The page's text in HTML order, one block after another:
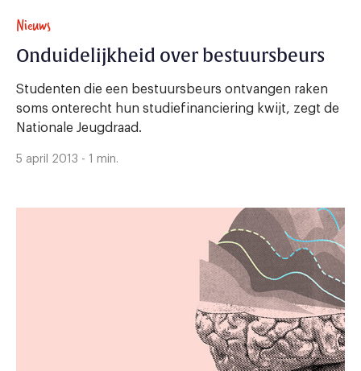
Nieuws
Onduidelijkheid over bestuursbeurs
Studenten die een bestuursbeurs ontvangen raken
soms onterecht hun studiefinanciering kwijt, zegt de
Nationale Jeugdraad.
5 april 2013 - 1 min.